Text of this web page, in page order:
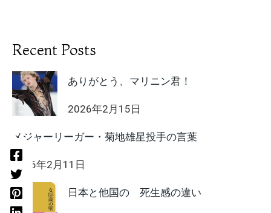
Recent Posts
ありがとう、マリニン君！
2026年2月15日
メジャーリーガー・菊地雄星投手の言葉
2026年2月11日
日本と他国の 死生感の違い